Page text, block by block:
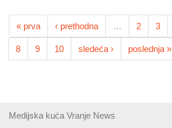
« prva ‹ prethodna … 2 3
8 9 10 sledeća › poslednja »
Medijska kuća Vranje News